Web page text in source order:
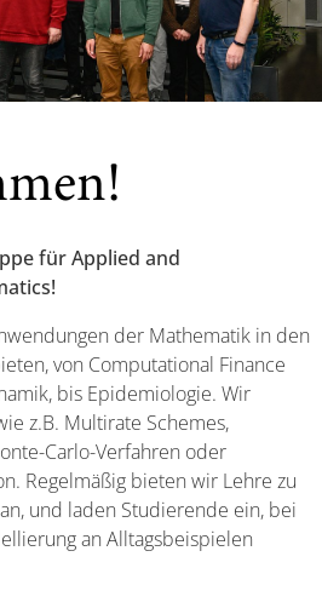
für Applied and
der Mathematik in den
von Computational Finance
bis Epidemiologie. Wir
z.B. Multirate Schemes,
Carlo-Verfahren oder
Regelmäßig bieten wir Lehre zu
und laden Studierende ein, bei
an Alltagsbeispielen